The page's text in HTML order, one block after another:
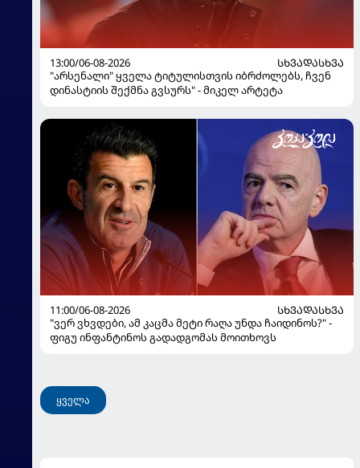
13:00/06-08-2026
ᲡᲮᲕᲐᲓᲐᲡᲮᲕᲐ
"არსენალი" ყველა ტიტულისთვის იბრძოლებს, ჩვენ
დინასტიის შექმნა გვსურს" - მიკელ არტეტა
11:00/06-08-2026
ᲡᲮᲕᲐᲓᲐᲡᲮᲕᲐ
"ვერ ვხვდები, ამ კაცმა მეტი რაღა უნდა ჩაიდინოს?" -
ფიგუ ინფანტინოს გადადგომას მოითხოვს
ყველა